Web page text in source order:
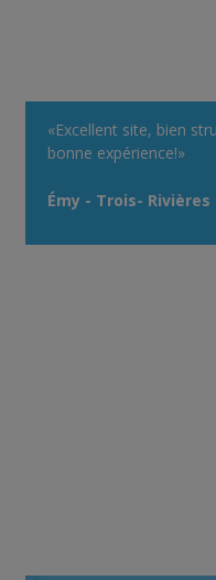
«Excellent site, bien
bonne expérience!»
Émy - Trois- Rivières